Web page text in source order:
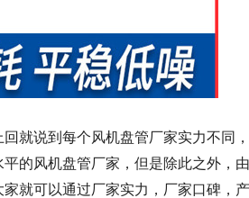
就说到每个风机盘管厂家实力不同
的风机盘管厂家，但是除此之外，
就可以通过厂家实力，厂家口碑，